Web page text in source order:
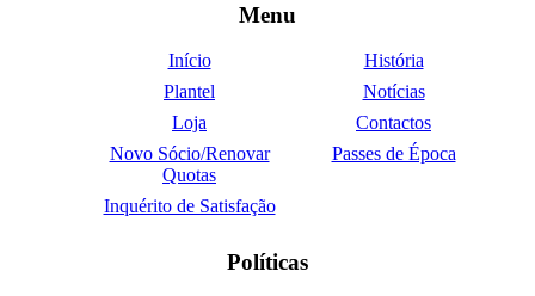
Menu
Início
História
Plantel
Notícias
Loja
Contactos
Novo Sócio/Renovar
Quotas
Passes de Época
Inquérito de Satisfação
Políticas